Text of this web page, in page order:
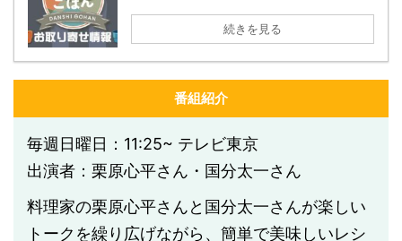
続きを見る
番組紹介
毎週日曜日：11:25~ テレビ東京
出演者：栗原心平さん・国分太一さん
料理家の栗原心平さんと国分太一さんが楽しい
トークを繰り広げながら、簡単で美味しいレシ